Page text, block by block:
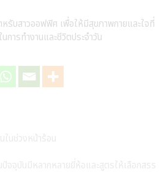
รับสาวออฟฟิศ เพื่อให้มีสุขภาพกายและใจที่
ารทำงานและชีวิตประจำวัน